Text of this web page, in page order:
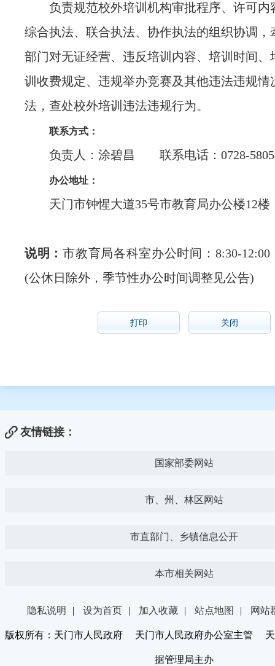
负责规范校外培训机构审批程序、许可内
综合执法、联合执法、协作执法的组织协调，
部门对无证经营、违反培训内容、培训时间、
训收费规定、违规举办竞赛及其他违法违规情
法，查处校外培训违法违规行为。
联系方式：
负责人：涂碧昌 联系电话：0728-
办公地址：
天门市钟惺大道35号市教育局办公楼12楼
说明：市教育局各科室办公时间：8:30-12:00
(公休日除外，季节性办公时间调整见公告)
打印 关闭
友情链接：
国家部委网站
市、州、林区网站
市直部门、乡镇信息公开
本市相关网站
隐私说明 | 设为首页 | 加入收藏 | 站点地图 | 网站
版权所有：天门市人民政府 天门市人民政府办公室主管 天
据管理局主办